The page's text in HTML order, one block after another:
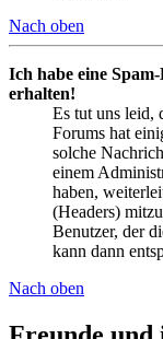
Nach oben
Ich habe eine
erhalten!
Es tut uns leid,
Forums hat
solche
einem
haben,
(Headers)
Benutzer, der
kann dann
Nach oben